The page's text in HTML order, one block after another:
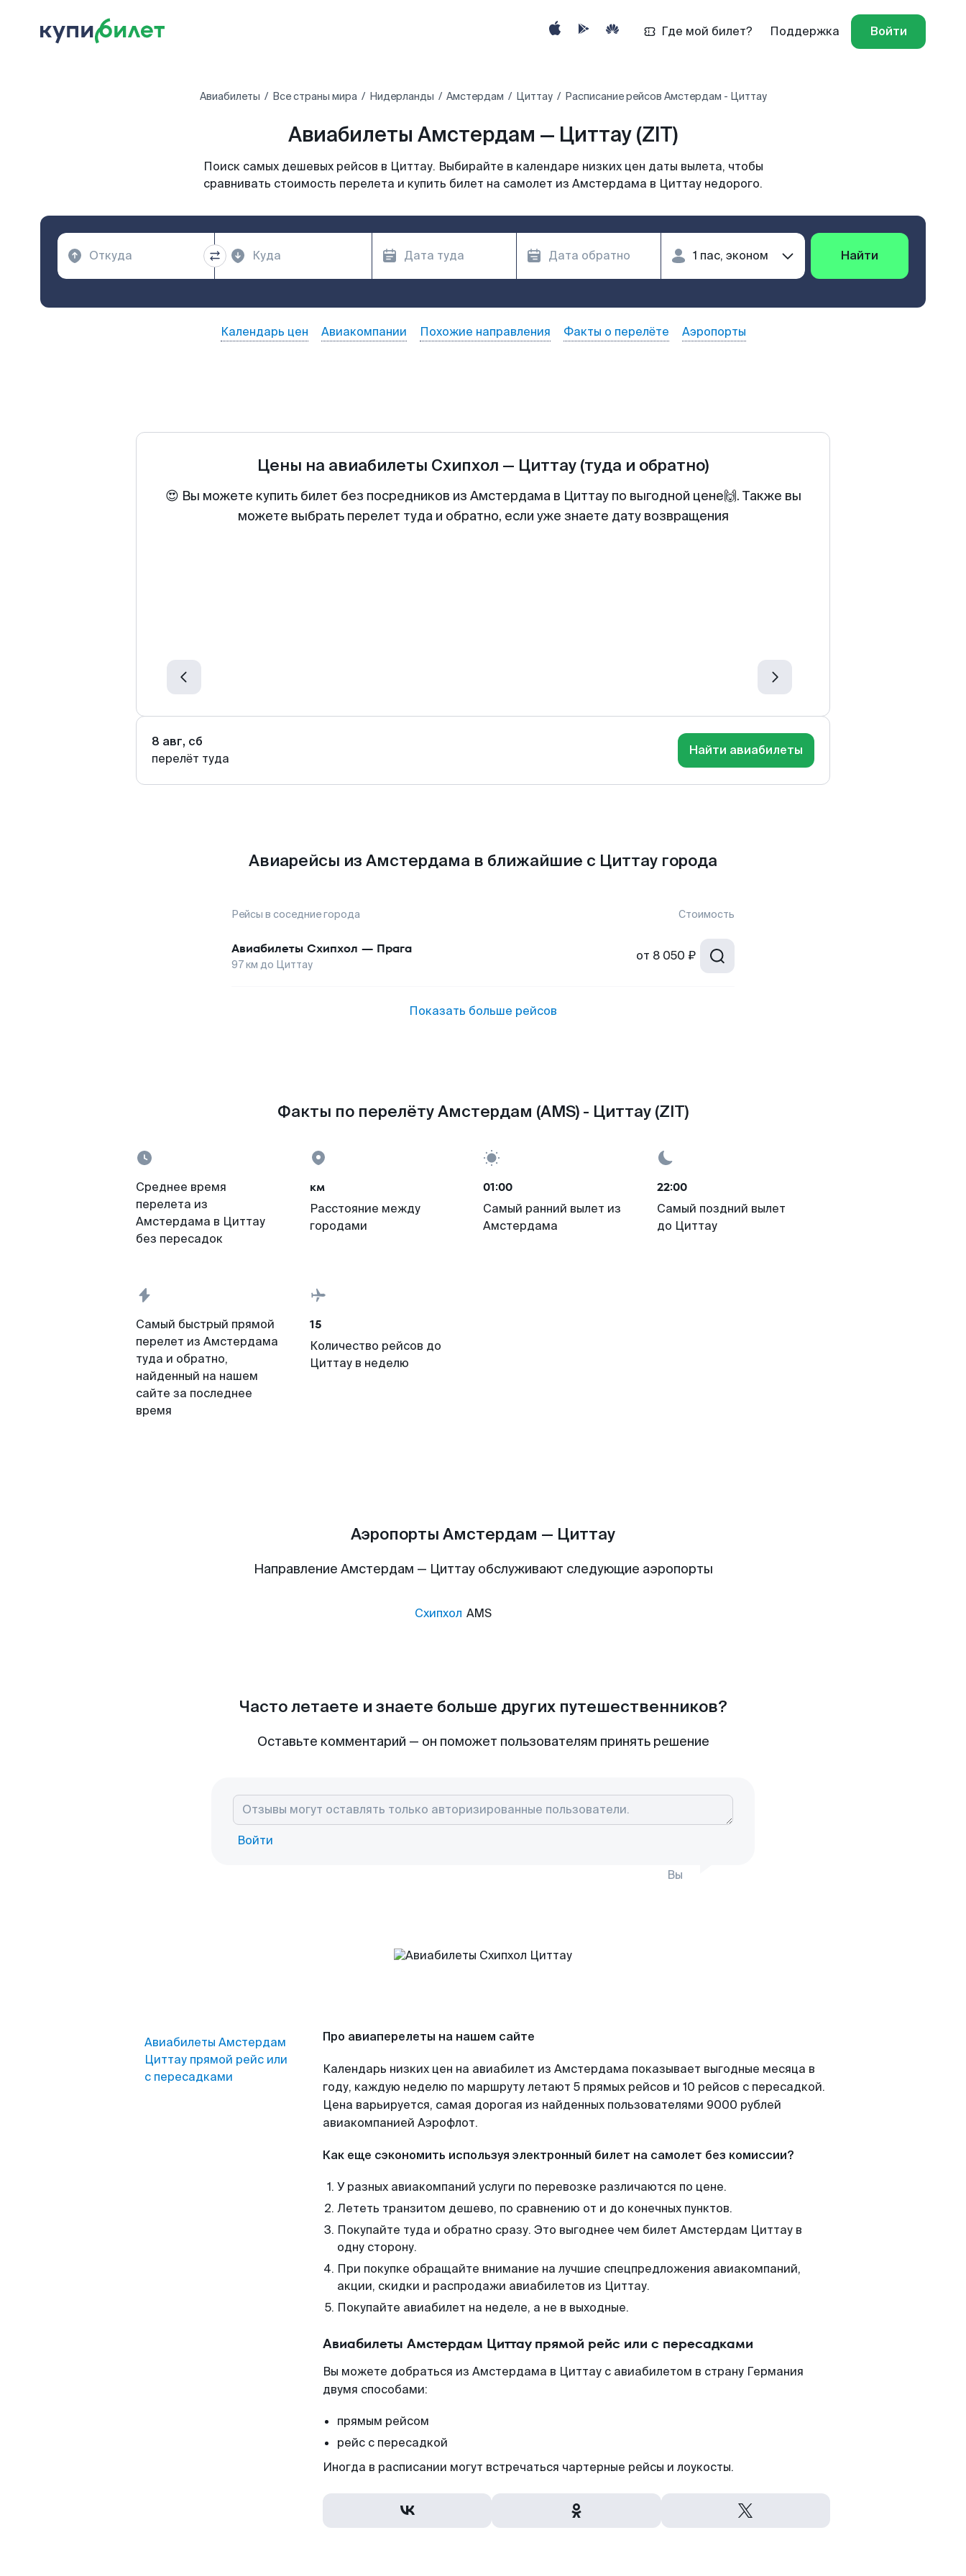
Где мой билет? Поддержка Войти
Авиабилеты Все страны мира Нидерланды Амстердам Циттау Расписание рейсов Амстердам - Циттау
Авиабилеты Амстердам — Циттау (ZIT)
Поиск самых дешевых рейсов в Циттау. Выбирайте в календаре низких цен даты вылета, чтобы
сравнивать стоимость перелета и купить билет на самолет из Амстердама в Циттау недорого.
Найти
Календарь цен Авиакомпании Похожие направления Факты о перелёте Аэропорты
Цены на авиабилеты Схипхол — Циттау (туда и обратно)
😍 Вы можете купить билет без посредников из Амстердама в Циттау по выгодной цене🙌. Также вы
можете выбрать перелет туда и обратно, если уже знаете дату возвращения
8 авг, сб
перелёт туда
Найти авиабилеты
Авиарейсы из Амстердама в ближайшие с Циттау города
Рейсы в соседние города Стоимость
Авиабилеты Схипхол — Прага
97км до Циттау
от 8 050 ₽
Показать больше рейсов
Факты по перелёту Амстердам (AMS) - Циттау (ZIT)
Среднее время
перелета из
Амстердама в Циттау
без пересадок
км
Расстояние между
городами
01:00
Самый ранний вылет из
Амстердама
22:00
Самый поздний вылет
до Циттау
Самый быстрый прямой
перелет из Амстердама
туда и обратно,
найденный на нашем
сайте за последнее
время
15
Количество рейсов до
Циттау в неделю
Аэропорты Амстердам — Циттау
Направление Амстердам — Циттау обслуживают следующие аэропорты
Схипхол AMS
Часто летаете и знаете больше других путешественников?
Оставьте комментарий — он поможет пользователям принять решение
Войти
Вы
Авиабилеты Амстердам
Циттау прямой рейс или
с пересадками
Про авиаперелеты на нашем сайте
Календарь низких цен на авиабилет из Амстердама показывает выгодные месяца в
году, каждую неделю по маршруту летают 5 прямых рейсов и 10 рейсов с пересадкой.
Цена варьируется, самая дорогая из найденных пользователями 9000 рублей
авиакомпанией Аэрофлот.
Как еще сэкономить используя электронный билет на самолет без комиссии?
У разных авиакомпаний услуги по перевозке различаются по цене.
Лететь транзитом дешево, по сравнению от и до конечных пунктов.
Покупайте туда и обратно сразу. Это выгоднее чем билет Амстердам Циттау в
одну сторону.
При покупке обращайте внимание на лучшие спецпредложения авиакомпаний,
акции, скидки и распродажи авиабилетов из Циттау.
Покупайте авиабилет на неделе, а не в выходные.
Авиабилеты Амстердам Циттау прямой рейс или с пересадками
Вы можете добраться из Амстердама в Циттау с авиабилетом в страну Германия
двумя способами:
прямым рейсом
рейс с пересадкой
Иногда в расписании могут встречаться чартерные рейсы и лоукосты.